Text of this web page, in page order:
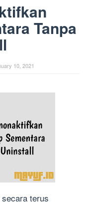
Tanpa
10, 2021
terus